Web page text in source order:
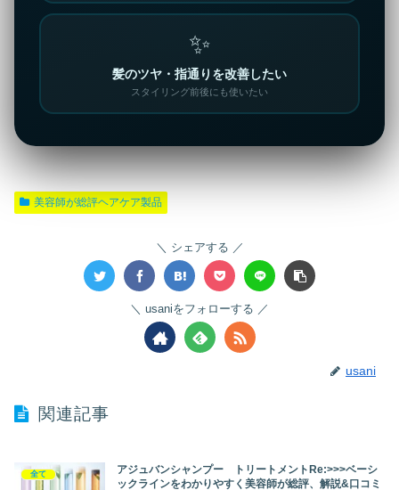
✨
髪のツヤ・指通りを改善したい
スタイリング前後にも使いたい
美容師が総評ヘアケア製品
シェアする
usaniをフォローする
usani
関連記事
全て
アジュバンシャンプー トリートメントRe:>>>ベーシ
ックラインをわかりやすく美容師が総評、解説&口コミ